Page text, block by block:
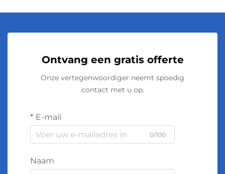
Ontvang een gratis offerte
Onze vertegenwoordiger neemt spoedig
contact met u op.
E-mail
0/100
Naam